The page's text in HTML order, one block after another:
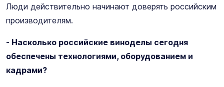
Люди действительно начинают доверять российским
производителям.
- Насколько российские виноделы сегодня
обеспечены технологиями, оборудованием и
кадрами?